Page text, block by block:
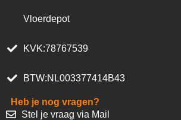
Vloerdepot
KVK:78767539
BTW:NL003377414B43
Heb je nog vragen?
Stel je vraag via Mail